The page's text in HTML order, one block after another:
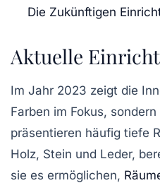
Die Zukünftigen
Aktuelle
Im Jahr 2023 zeigt die
Farben im Fokus,
präsentieren häufig tiefe
Holz, Stein und Leder,
sie es ermöglichen,